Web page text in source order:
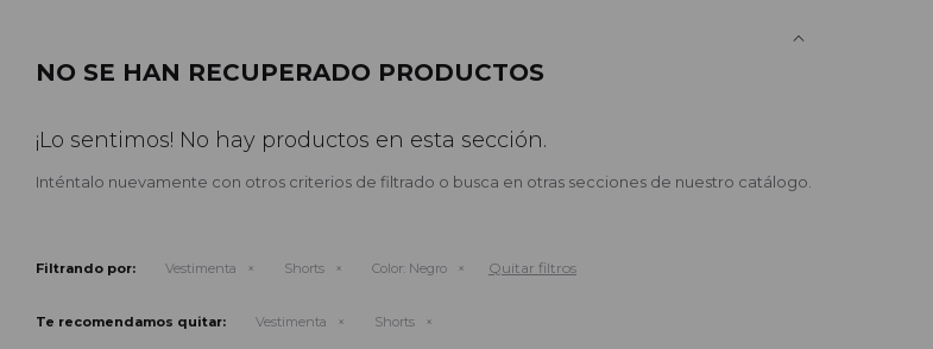
NO SE HAN RECUPERADO PRODUCTOS
¡Lo sentimos! No hay productos en esta sección.
Inténtalo nuevamente con otros criterios de filtrado o busca en otras secciones de nuestro catálogo.
Filtrando por: Vestimenta Shorts Color: Negro Quitar filtros
Te recomendamos quitar: Vestimenta Shorts